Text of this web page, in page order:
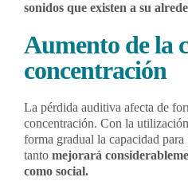
sonidos que existen a su
Aumento de la
concentración
La pérdida auditiva afecta de
concentración. Con la
forma gradual la capacidad
tanto mejorará
como social.